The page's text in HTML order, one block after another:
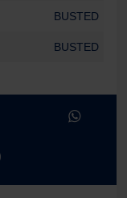
BUSTED
BUSTED